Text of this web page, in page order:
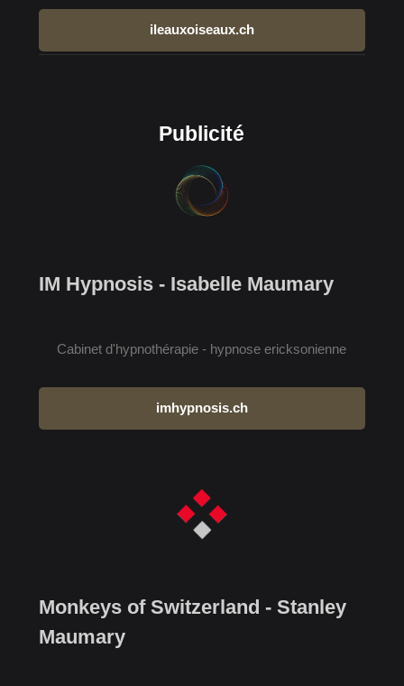
ileauxoiseaux.ch
Publicité
IM Hypnosis - Isabelle Maumary
Cabinet d'hypnothérapie - hypnose ericksonienne
imhypnosis.ch
Monkeys of Switzerland - Stanley
Maumary